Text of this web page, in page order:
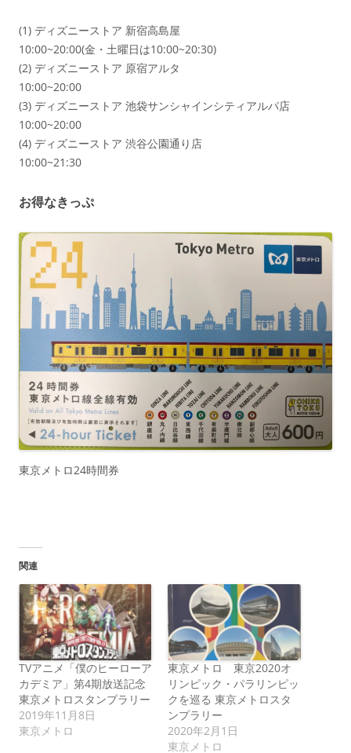
(1) ディズニーストア 新宿高島屋
10:00~20:00(金・土曜日は10:00~20:30)
(2) ディズニーストア 原宿アルタ
10:00~20:00
(3) ディズニーストア 池袋サンシャインシティアルパ店
10:00~20:00
(4) ディズニーストア 渋谷公園通り店
10:00~21:30
お得なきっぷ
東京メトロ24時間券
関連
TVアニメ「僕のヒーローア
カデミア」第4期放送記念
東京メトロスタンプラリー
2019年11月8日
東京メトロ
東京メトロ 東京2020オ
リンピック・パラリンピッ
クを巡る 東京メトロスタ
ンプラリー
2020年2月1日
東京メトロ